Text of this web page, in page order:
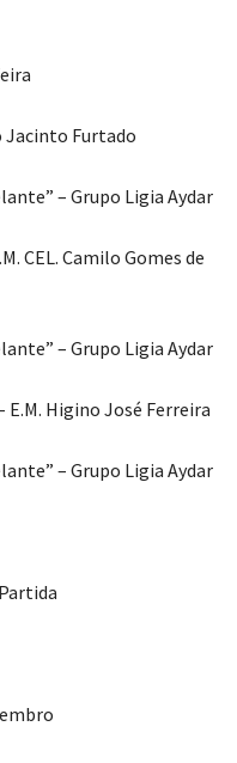
Jacinto Furtado
– Grupo Ligia Aydar
CEL. Camilo Gomes de
– Grupo Ligia Aydar
Higino José Ferreira
– Grupo Ligia Aydar